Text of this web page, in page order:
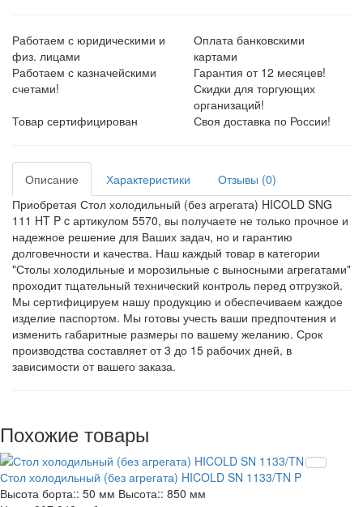
Работаем с юридическими и
физ. лицами
Оплата банковскими
картами
Работаем с казначейскими
счетами!
Гарантия от 12 месяцев!
Скидки для торгующих
организаций!
Товар сертифицирован
Своя доставка по России!
Описание Характеристики
Отзывы (0)
Приобретая Стол холодильный (без агрегата) HICOLD SNG
111 HT P c артикулом 5570, вы получаете не только прочное и
надежное решение для Ваших задач, но и гарантию
долговечности и качества. Наш каждый товар в категории
"Столы холодильные и морозильные с выносными агрегатами"
проходит тщательный технический контроль перед отгрузкой.
Мы сертифицируем нашу продукцию и обеспечиваем каждое
изделие паспортом. Мы готовы учесть ваши предпочтения и
изменить габаритные размеры по вашему желанию. Срок
производства составляет от 3 до 15 рабочих дней, в
зависимости от вашего заказа.
Похожие товары
Стол холодильный (без агрегата) HICOLD SN 1133/TN P
Высота борта:: 50 мм Высота:: 850 мм